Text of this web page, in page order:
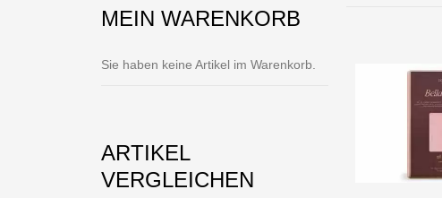
MEIN WARENKORB
Sie haben keine Artikel im Warenkorb.
ARTIKEL
VERGLEICHEN